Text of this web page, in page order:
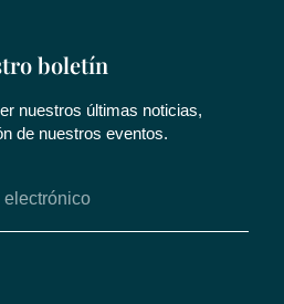
boletín
nuestros últimas noticias,
de nuestros eventos.